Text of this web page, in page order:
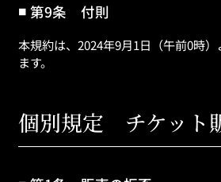
第9条 付則
本規約は、2024年9月1日（午前0時
ます。
個別規定 チケット